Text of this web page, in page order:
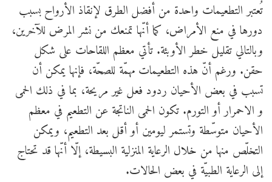
تُعتبر التطعيمات واحدة من أفضل الطرق لإنقاذ الأرواح بسبب
دورها في منع الأمراض، كما أنّها تمنعك من نشر المرض للآخرين،
وبالتالي تقليل خطر الأوبئة. تأتي معظم اللقاحات على شكل
حقن. ورغم أنّ هذه التطعيمات مهمّة للصحّة، فإنها يمكن أن
تسبب في بعض الأحيان ردود فعل غير مريحة، بما في ذلك الحمى
و الاحمرار أو التورم. تكون الحمى الناتجة عن التطعيم في معظم
الأحيان متوسّطة وتستمر ليومين أو أقل بعد التطعيم، ويمكن
التخلّص منها من خلال الرعاية المنزلية البسيطة، إلّا أنّها قد تحتاج
إلى الرعاية الطبيّة في بعض الحالات.